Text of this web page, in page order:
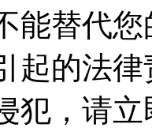
能替代
起的法
犯，请